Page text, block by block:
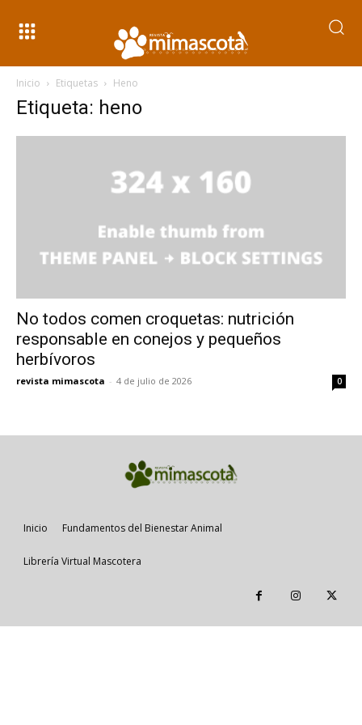
Inicio Etiquetas Heno
Etiqueta: heno
No todos comen croquetas: nutrición
responsable en conejos y pequeños
herbívoros
revista mimascota - 4 de julio de 2026 0
Inicio Fundamentos del Bienestar Animal
Librería Virtual Mascotera